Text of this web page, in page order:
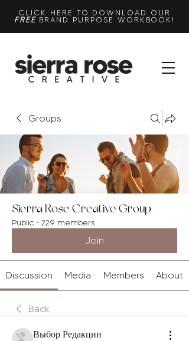
CLICK HERE TO DOWNLOAD OUR
FREEBRAND PURPOSE WORKBOOK!
Groups
Sierra Rose Creative Group
Public · 229 members
Join
Discussion Media Members About
Back
Выбор Редакции